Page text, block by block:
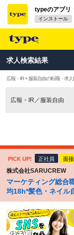
typeのアプリ
インストール
求人検索結果
広報・IR × 服装自由の転職・求人
広報・IR／服装自由
PICK UP! 正社員 面
株式会社SARUCREW
マーケティング総合
均18h*髪色・ネイル